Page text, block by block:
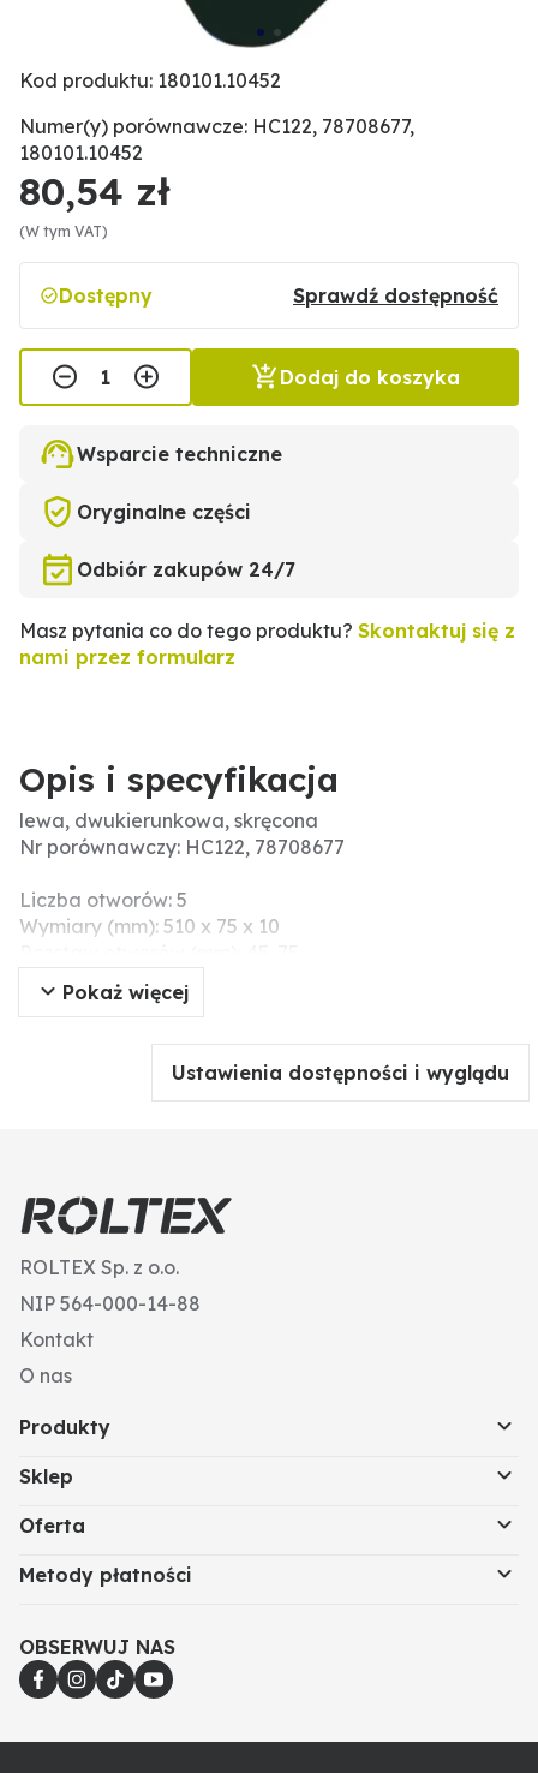
Kod produktu: 180101.10452
Numer(y) porównawcze: HC122, 78708677,
180101.10452
80,54 zł
(W tym VAT)
Dostępny Sprawdź dostępność
Dodaj do koszyka
Wsparcie techniczne
Oryginalne części
Odbiór zakupów 24/7
Masz pytania co do tego produktu? Skontaktuj się z
nami przez formularz
Opis i specyfikacja
lewa, dwukierunkowa, skręcona
Nr porównawczy: HC122, 78708677
Liczba otworów: 5
Wymiary (mm): 510 x 75 x 10
Wskazówki montażowe: Nie należy dokręcać śrub i
nakrętek za pomocą narzędzi pneumatycznych,
roboczej (pęknięcia naprężeniowe).
pasuje do: Amazone
Długość (mm): 555
Promień (mm): 307
Pokaż więcej
Ustawienia dostępności i wyglądu
ROLTEX Sp. z o.o.
NIP 564-000-14-88
Kontakt
O nas
Produkty
Sklep
Oferta
Metody płatności
OBSERWUJ NAS